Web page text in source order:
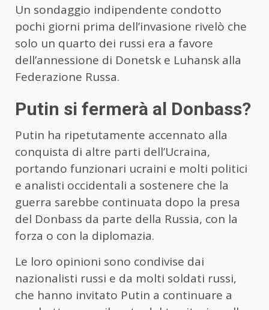
Un sondaggio indipendente condotto
pochi giorni prima dell’invasione rivelò che
solo un quarto dei russi era a favore
dell’annessione di Donetsk e Luhansk alla
Federazione Russa.
Putin si fermerà al Donbass?
Putin ha ripetutamente accennato alla
conquista di altre parti dell’Ucraina,
portando funzionari ucraini e molti politici
e analisti occidentali a sostenere che la
guerra sarebbe continuata dopo la presa
del Donbass da parte della Russia, con la
forza o con la diplomazia.
Le loro opinioni sono condivise dai
nazionalisti russi e da molti soldati russi,
che hanno invitato Putin a continuare a